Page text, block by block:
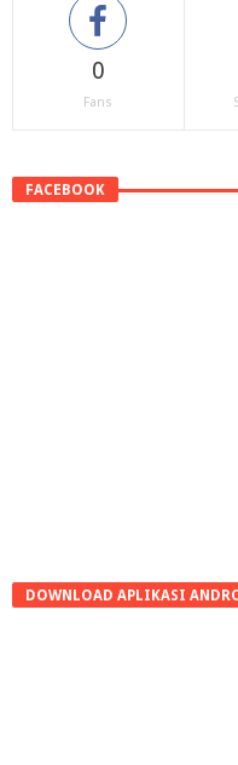
0
Fans
FACEBOOK
DOWNLOAD APLIKASI